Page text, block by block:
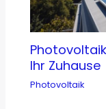
Ihr Zuhause
Photovoltaik